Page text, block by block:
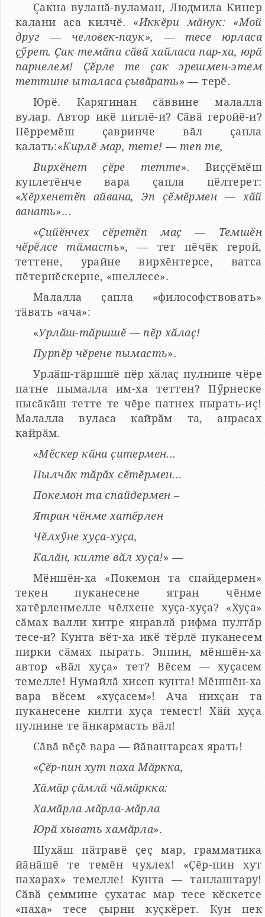
Ҫакна вуланӑ-вуламан, Людмила Кинер
калани аса килчӗ. «Иккӗри мӑнук: «Мой
друг — человек-паук», — тесе юрласа
ҫӳрет. Ҫак темӑпа сӑвӑ хайласа пар-ха, юрӑ
парнелем! Ҫӗрле те ҫак эрешмен-этем
теттине ыталаса ҫывӑрать» — терӗ.
Юрӗ. Карягинан сӑввине малалла
вулар. Автор икӗ питлӗ-и? Сӑвӑ геройӗ-и?
Пӗрремӗш ҫавринче вӑл ҫапла
калать:«Кирлӗ мар, тете! — теп те,
Вирхӗнет ҫӗре тетте». Виҫҫӗмӗш
куплетӗнче вара ҫапла пӗлтерет:
«Хӗрхенетӗп айвана, Эп ҫӗмӗрмен — хӑй
ванать»...
«Ҫийӗнчех сӗретӗп маҫ — Темшӗн
чӗрӗлсе тӑмасть», — тет пӗчӗк герой,
теттене, урайне вирхӗнтерсе, ватса
пӗтернӗскерне, «шеллесе».
Малалла ҫапла «философствовать»
тӑвать «ача»:
«Урлӑш-тӑршшӗ — пӗр хӑлаҫ!
Пурпӗр чӗрене пымасть».
Урлӑш-тӑршшӗ пӗр хӑлаҫ пулнипе чӗре
патне пымалла им-ха теттен? Пӳрнеске
пысӑкӑш тетте те чӗре патнех пырать-иҫ!
Малалла вуласа кайрӑм та, анрасах
кайрӑм.
«Мӗскер кӑна ҫитермен...
Пылчӑк тӑрӑх сӗтӗрмен...
Покемон та спайдермен –
Ятран чӗнме хатӗрлен
Чӗлхӳне хуҫа-хуҫа,
Калӑн, килте вӑл хуҫа!» —
Мӗншӗн-ха «Покемон та спайдермен»
текен пуканесене ятран чӗнме
хатӗрленмелле чӗлхене хуҫа-хуҫа? «Хуҫа»
сӑмах валли хитре янравлӑ рифма пултӑр
тесе-и? Кунта вӗт-ха икӗ тӗрлӗ пуканесем
пирки сӑмах пырать. Эппин, мӗншӗн-ха
автор «Вӑл хуҫа» тет? Вӗсем — хуҫасем
темелле! Нумайлӑ хисеп кунта! Мӗншӗн-ха
вара вӗсем «хуҫасем»! Ача нихҫан та
пуканесене килти хуҫа темест! Хӑй хуҫа
пулнине те ӑнкармасть вӑл!
Сӑвӑ вӗҫӗ вара — йӑвантарсах ярать!
«Ҫӗр-пин хут паха Мӑркка,
Хӑмӑр ҫӑмлӑ чӑмӑркка:
Хамӑрла мӑрла-мӑрла
Юрӑ хывать хамӑрла».
Шухӑш пӑтравӗ ҫеҫ мар, грамматика
йӑнӑшӗ те темӗн чухлех! «Ҫӗр-пин хут
пахарах» темелле! Кунта — танлаштару!
Сӑвӑ ҫеммине ҫухатас мар тесе кӗскетсе
«паха» тесе ҫырни куҫкӗрет. Кун пек